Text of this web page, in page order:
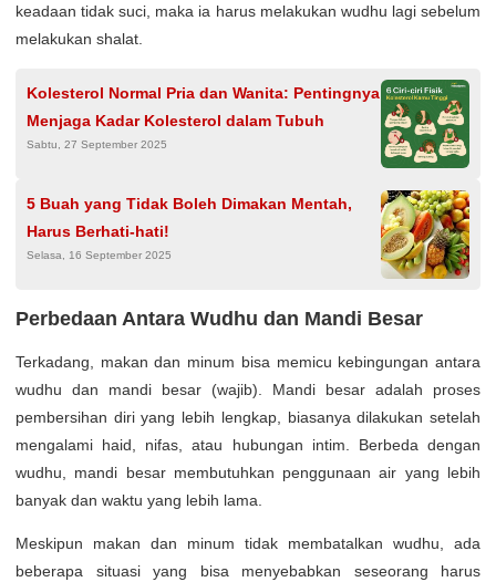
keadaan tidak suci, maka ia harus melakukan wudhu lagi sebelum
melakukan shalat.
Kolesterol Normal Pria dan Wanita: Pentingnya
Menjaga Kadar Kolesterol dalam Tubuh
Sabtu, 27 September 2025
5 Buah yang Tidak Boleh Dimakan Mentah,
Harus Berhati-hati!
Selasa, 16 September 2025
Perbedaan Antara Wudhu dan Mandi Besar
Terkadang, makan dan minum bisa memicu kebingungan antara
wudhu dan mandi besar (wajib). Mandi besar adalah proses
pembersihan diri yang lebih lengkap, biasanya dilakukan setelah
mengalami haid, nifas, atau hubungan intim. Berbeda dengan
wudhu, mandi besar membutuhkan penggunaan air yang lebih
banyak dan waktu yang lebih lama.
Meskipun makan dan minum tidak membatalkan wudhu, ada
beberapa situasi yang bisa menyebabkan seseorang harus